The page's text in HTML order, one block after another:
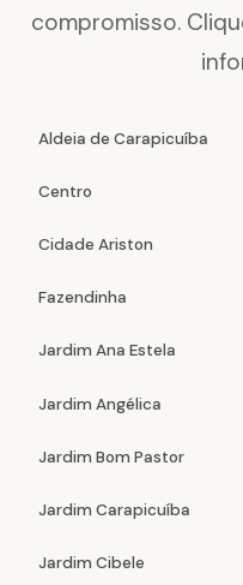
compromisso.
Aldeia de Carapicuíba
Centro
Cidade Ariston
Fazendinha
Jardim Ana Estela
Jardim Angélica
Jardim Bom Pastor
Jardim Carapicuíba
Jardim Cibele